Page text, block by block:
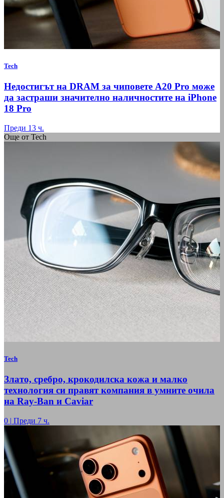
Tech
Недостигът на DRAM за чиповете A20 Pro може
да застраши значително наличностите на iPhone
18 Pro
Преди 13 ч.
Още от Tech
Tech
Злато, сребро, крокодилска кожа и малко
технология си правят компания в умните очила
на Ray-Ban и Caviar
0 | Преди 7 ч.